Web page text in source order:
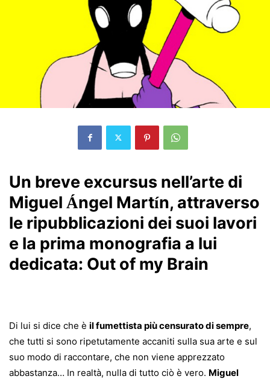
Un breve excursus nell’arte di
Miguel Ángel Martín, attraverso
le ripubblicazioni dei suoi lavori
e la prima monografia a lui
dedicata: Out of my Brain
Di lui si dice che è il fumettista più censurato di sempre,
che tutti si sono ripetutamente accaniti sulla sua arte e sul
suo modo di raccontare, che non viene apprezzato
abbastanza… In realtà, nulla di tutto ciò è vero. Miguel